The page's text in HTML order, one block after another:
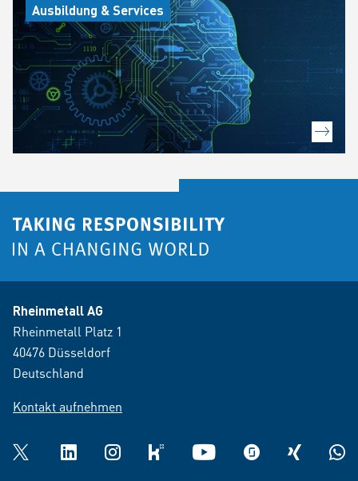
Ausbildung & Services
Rheinmetall AG
Rheinmetall Platz 1
40476 Düsseldorf
Deutschland
Kontakt aufnehmen
Twitter LinkedInInstagramkununu YouTube glassdoorXING